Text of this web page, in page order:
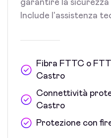
garantire la sicurezza
Include l'assistenza
Fibra FTTC o
Castro
Connettività
Castro
Protezione con